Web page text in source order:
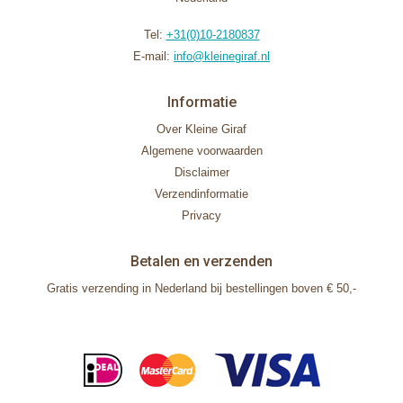
Tel: +31(0)10-2180837
E-mail: info@kleinegiraf.nl
Informatie
Over Kleine Giraf
Algemene voorwaarden
Disclaimer
Verzendinformatie
Privacy
Betalen en verzenden
Gratis verzending in Nederland bij bestellingen boven € 50,-